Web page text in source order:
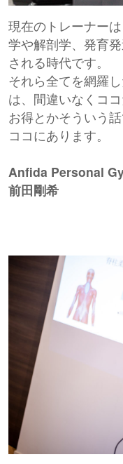
現在のトレーナー
学や解剖学、発育
される時代です。
それら全てを網羅
は、間違いなくココ
お得とかそういう
ココにあります。
Anfida Personal
前田剛希